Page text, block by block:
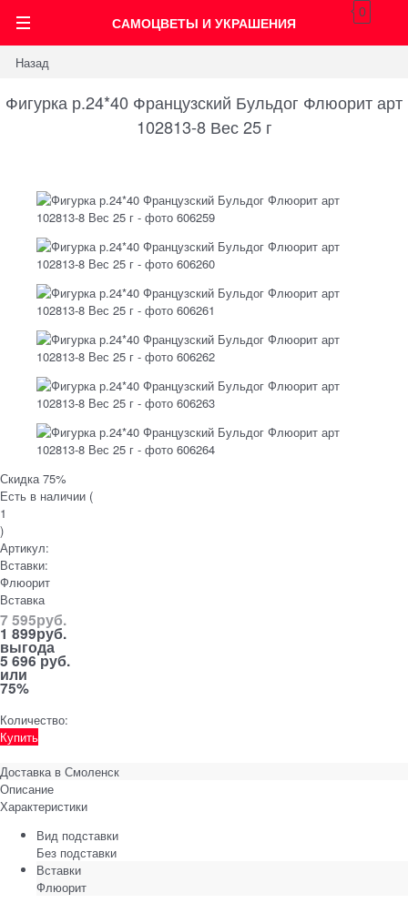
САМОЦВЕТЫ И УКРАШЕНИЯ
0
Назад
Фигурка р.24*40 Французский Бульдог Флюорит арт
102813-8 Вес 25 г
Скидка 75%
Есть в наличии (
1
)
Артикул:
Вставки:
Флюорит
Вставка
7 595руб.
1 899руб.
выгода
5 696 руб.
или
75%
Количество:
Купить
Доставка в Смоленск
Описание
Характеристики
Вид подставки
Без подставки
Вставки
Флюорит